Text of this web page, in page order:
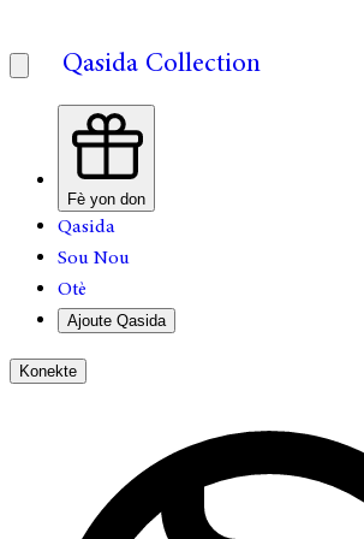
Qasida Collection
Fè yon don
Qasida
Sou Nou
Otè
Ajoute Qasida
Konekte